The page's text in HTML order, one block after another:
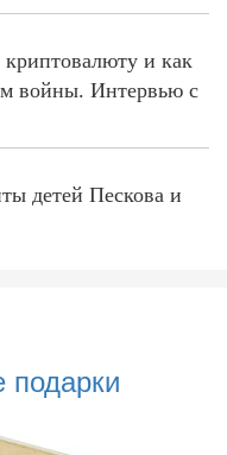
и как
войны. Интервью с
детей Пескова и
подарки